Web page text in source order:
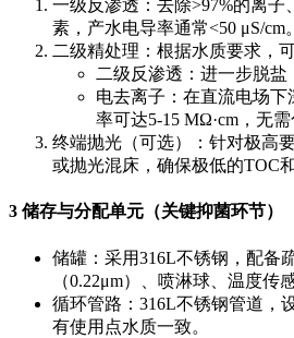
一级反渗透：去除>97%的离
素，产水电导率通常<50 μS/cm。
二级精处理：根据水质要求，
二级反渗透：进一步脱盐
电去离子：在直流电场下
率可达5-15 MΩ·cm，无需
终端抛光（可选）：针对极高
或抛光混床，确保极低的TOC
3 储存与分配单元（关键抑菌环节）
储罐：采用316L不锈钢，配备
（0.22μm）、喷淋球、温度传
循环管路：316L不锈钢管道，
有使用点水质一致。